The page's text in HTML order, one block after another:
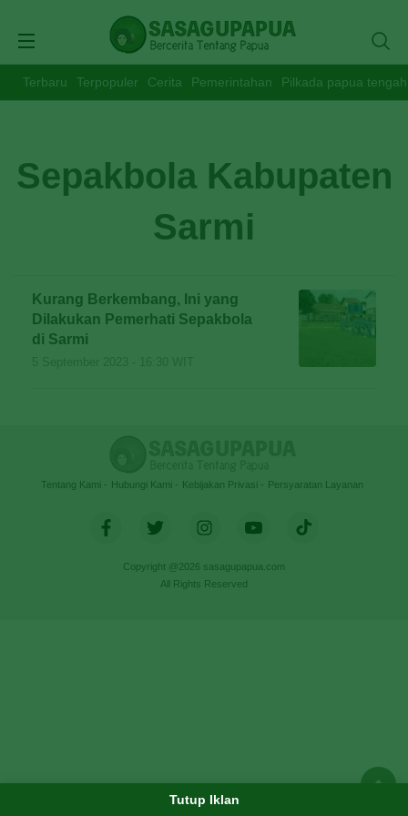
Terbaru Terpopuler Cerita Pemerintahan Pilkada papua tengah
Sepakbola Kabupaten
Sarmi
Kurang Berkembang, Ini yang
Dilakukan Pemerhati Sepakbola
di Sarmi
Tentang Kami Hubungi Kami Kebijakan Privasi Persyaratan Layanan
Copyright @2026 sasagupapua.com
All Rights Reserved
Tutup Iklan